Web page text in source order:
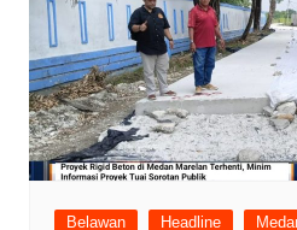
Belawan Headline